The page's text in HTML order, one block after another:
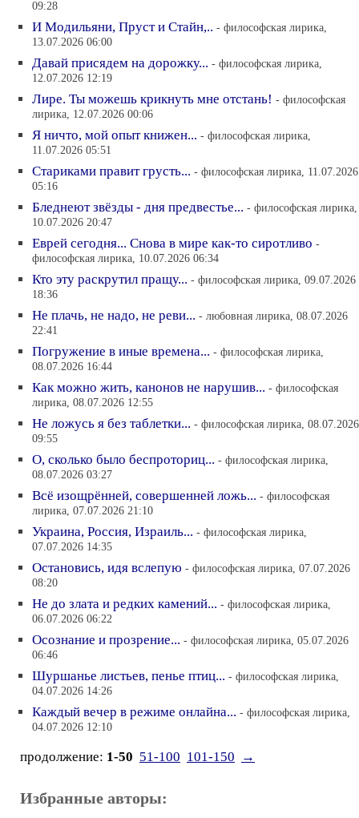
09:28
И Модильяни, Пруст и Стайн,.. - философская лирика,
13.07.2026 06:00
Давай присядем на дорожку... - философская лирика,
12.07.2026 12:19
Лире. Ты можешь крикнуть мне отстань! - философская
лирика, 12.07.2026 00:06
Я ничто, мой опыт книжен... - философская лирика,
11.07.2026 05:51
Стариками правит грусть... - философская лирика, 11.07.2026
05:16
Бледнеют звёзды - дня предвестье... - философская лирика,
10.07.2026 20:47
Еврей сегодня... Снова в мире как-то сиротливо -
философская лирика, 10.07.2026 06:34
Кто эту раскрутил пращу... - философская лирика, 09.07.2026
18:36
Не плачь, не надо, не реви... - любовная лирика, 08.07.2026
22:41
Погружение в иные времена... - философская лирика,
08.07.2026 16:44
Как можно жить, канонов не нарушив... - философская
лирика, 08.07.2026 12:55
Не ложусь я без таблетки... - философская лирика, 08.07.2026
09:55
О, сколько было беспроториц... - философская лирика,
08.07.2026 03:27
Всё изощрённей, совершенней ложь... - философская
лирика, 07.07.2026 21:10
Украина, Россия, Израиль... - философская лирика,
07.07.2026 14:35
Остановись, идя вслепую - философская лирика, 07.07.2026
08:20
Не до злата и редких камений... - философская лирика,
06.07.2026 06:22
Осознание и прозрение... - философская лирика, 05.07.2026
06:46
Шуршанье листьев, пенье птиц... - философская лирика,
04.07.2026 14:26
Каждый вечер в режиме онлайна... - философская лирика,
04.07.2026 12:10
продолжение: 1-50 51-100 101-150 →
Избранные авторы: